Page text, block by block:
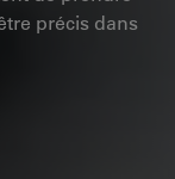
précis dans